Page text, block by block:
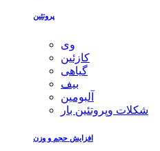
پروتئین
وی
کازئین
گیاهی
بیف
آلبومین
شکلات وپروتئین بار
افزایش حجم و وزن